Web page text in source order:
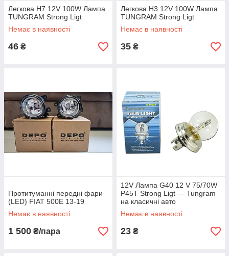
Легкова H7 12V 100W Лампа
TUNGRAM Strong Ligt
Немає в наявності
46 ₴
Легкова H3 12V 100W Лампа
TUNGRAM Strong Ligt
Немає в наявності
35 ₴
Протитуманні передні фари
(LED) FIAT 500E 13-19
Немає в наявності
1 500 ₴/пара
12V Лампа G40 12 V 75/70W
P45T Strong Ligt — Tungram
на класичні авто
Немає в наявності
23 ₴